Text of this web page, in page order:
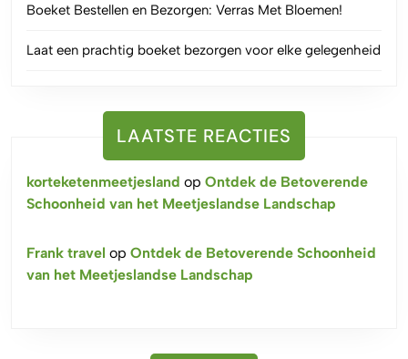
Boeket Bestellen en Bezorgen: Verras Met Bloemen!
Laat een prachtig boeket bezorgen voor elke gelegenheid
LAATSTE REACTIES
korteketenmeetjesland op Ontdek de Betoverende
Schoonheid van het Meetjeslandse Landschap
Frank travel op Ontdek de Betoverende Schoonheid
van het Meetjeslandse Landschap